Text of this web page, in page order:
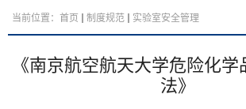
当前位置： 首页 制度规范 实验室安全管理
《南京航空航天大学危险化
法》